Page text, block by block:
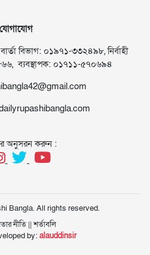
যোগাযোগ
বিভাগ: ০১৯৭১-৩৩২৪৯৮, নির্বাহী
ব্যবস্থাপক: ০১৭১১-৫৭০৬৯৪
অনুসরন করুন :
Bangla. All rights reserved.
নীতি||শর্তাবলি
by: alauddinsir